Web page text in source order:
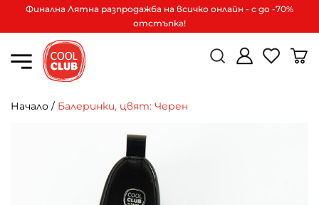
Финална Лятна разпродажба на всичко онлайн - с до -70%
отстъпка!
Начало / Балеринки, цвят: Черен